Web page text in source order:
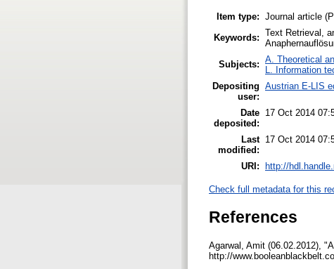
Item type: Journal article
Keywords: Text Retrieval,
Subjects: A. Theoretical
L. Information
Depositing
user:
Austrian E-LIS
Date
deposited:
17 Oct 2014
Last
modified:
17 Oct 2014
URI: http://
Check full metadata for this
References
Agarwal, Amit (06.02.2012),
http://